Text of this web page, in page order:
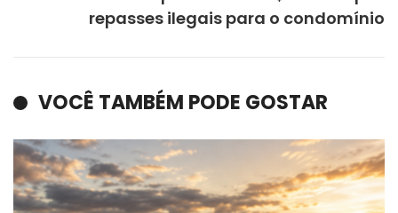
repasses ilegais para o condomínio
VOCÊ TAMBÉM PODE GOSTAR